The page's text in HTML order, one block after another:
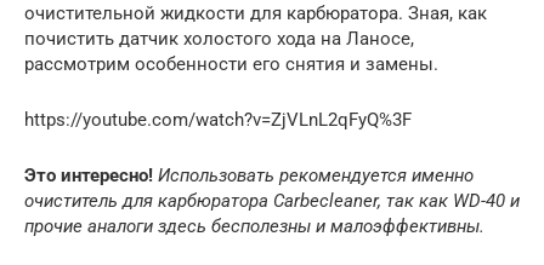
очистительной жидкости для карбюратора. Зная, как
почистить датчик холостого хода на Ланосе,
рассмотрим особенности его снятия и замены.
https://youtube.com/watch?v=ZjVLnL2qFyQ%3F
Это интересно! Использовать рекомендуется именно
очиститель для карбюратора Carbecleaner, так как WD-40 и
прочие аналоги здесь бесполезны и малоэффективны.